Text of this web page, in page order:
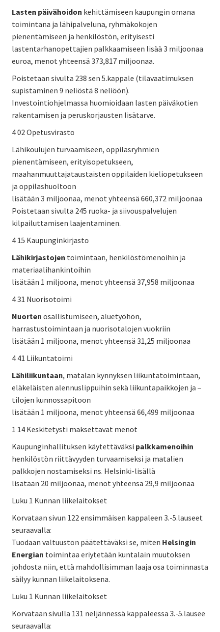
Lasten päivähoidon kehittämiseen kaupungin omana
toimintana ja lähipalveluna, ryhmäkokojen
pienentämiseen ja henkilöstön, erityisesti
lastentarhanopettajien palkkaamiseen lisää 3 miljoonaa
euroa, menot yhteensä 373,817 miljoonaa.
Poistetaan sivulta 238 sen 5.kappale (tilavaatimuksen
supistaminen 9 neliöstä 8 neliöön).
Investointiohjelmassa huomioidaan lasten päiväkotien
rakentamisen ja peruskorjausten lisätarve.
4 02 Opetusvirasto
Lähikoulujen turvaamiseen, oppilasryhmien
pienentämiseen, erityisopetukseen,
maahanmuuttajataustaisten oppilaiden kieliopetukseen
ja oppilashuoltoon
lisätään 3 miljoonaa, menot yhteensä 660,372 miljoonaa
Poistetaan sivulta 245 ruoka- ja siivouspalvelujen
kilpailuttamisen laajentaminen.
4 15 Kaupunginkirjasto
Lähikirjastojen toimintaan, henkilöstömenoihin ja
materiaalihankintoihin
lisätään 1 miljoona, menot yhteensä 37,958 miljoonaa
4 31 Nuorisotoimi
Nuorten osallistumiseen, aluetyöhön,
harrastustoimintaan ja nuorisotalojen vuokriin
lisätään 1 miljoona, menot yhteensä 31,25 miljoonaa
4 41 Liikuntatoimi
Lähiliikuntaan, matalan kynnyksen liikuntatoimintaan,
eläkeläisten alennuslippuihin sekä liikuntapaikkojen ja –
tilojen kunnossapitoon
lisätään 1 miljoona, menot yhteensä 66,499 miljoonaa
1 14 Keskitetysti maksettavat menot
Kaupunginhallituksen käytettäväksi palkkamenoihin
henkilöstön riittävyyden turvaamiseksi ja matalien
palkkojen nostamiseksi ns. Helsinki-lisällä
lisätään 20 miljoonaa, menot yhteensä 29,9 miljoonaa
Luku 1 Kunnan liikelaitokset
Korvataan sivun 122 ensimmäisen kappaleen 3.-5.lauseet
seuraavalla:
Tuodaan valtuuston päätettäväksi se, miten Helsingin
Energian toimintaa eriytetään kuntalain muutoksen
johdosta niin, että mahdollisimman laaja osa toiminnasta
säilyy kunnan liikelaitoksena.
Luku 1 Kunnan liikelaitokset
Korvataan sivulla 131 neljännessä kappaleessa 3.-5.lausee
seuraavalla: